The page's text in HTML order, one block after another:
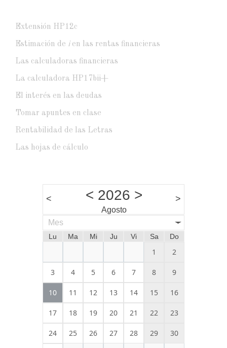
Extensión HP12c
Estimación de ien las rentas financieras
Las calculadoras financieras
La calculadora HP17bii+
El interés en las deudas
Tomar apuntes en clase
Rentabilidad de las Letras
Las hojas de cálculo
< < 2026 >
Agosto
>
Mes
Lu Ma Mi Ju Vi Sa Do
1 2
3 4 5 6 7 8 9
10 11 12 13 14 15 16
17 18 19 20 21 22 23
24 25 26 27 28 29 30